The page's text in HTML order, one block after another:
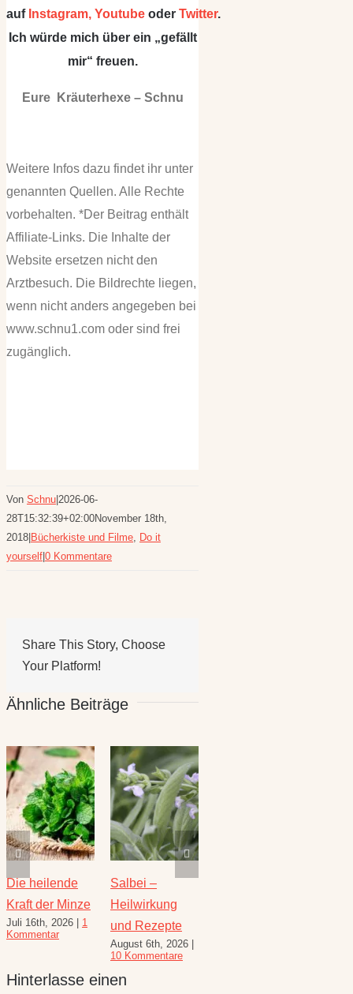
auf Instagram, Youtube oder Twitter.
Ich würde mich über ein „gefällt
mir“ freuen.
Eure Kräuterhexe – Schnu
Weitere Infos dazu findet ihr unter
genannten Quellen. Alle Rechte
vorbehalten. *Der Beitrag enthält
Affiliate-Links. Die Inhalte der
Website ersetzen nicht den
Arztbesuch. Die Bildrechte liegen,
wenn nicht anders angegeben bei
www.schnu1.com oder sind frei
zugänglich.
Von Schnu 2026-06-
28T15:32:39+02:00November 18th,
2018 Bücherkiste und Filme
Do it
yourself 0 Kommentare
Share This Story, Choose
Your Platform!
Ähnliche Beiträge
Die heilende
Kraft der Minze
Juli 16th, 2026
1
Kommentar
Salbei –
Heilwirkung
und Rezepte
August 6th, 2026
10 Kommentare
Hinterlasse einen